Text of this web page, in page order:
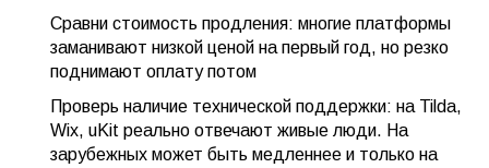
Сравни стоимость продления: многие платформы
заманивают низкой ценой на первый год, но резко
поднимают оплату потом
Проверь наличие технической поддержки: на Tilda,
Wix, uKit реально отвечают живые люди. На
зарубежных может быть медленнее и только на